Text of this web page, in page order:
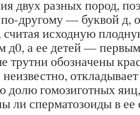
двух разных пород,
другому — буквой д,
считая исходную
д0, а ее детей —
трутни обозначены
долю гомозиготных
ли сперматозоиды в